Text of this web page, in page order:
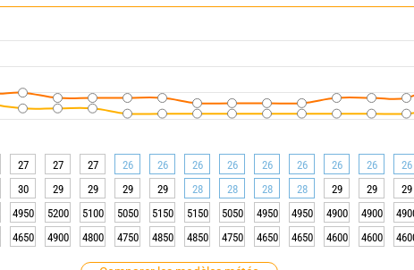
27 27 27 26 26 26 26 26 26 26 26 26
30 29 29 29 29 28 28 28 28 29 29 29
4950 5200 5100 5050 5150 5150 5050 4950 4950 4900 4900
4650 4900 4800 4750 4850 4850 4750 4650 4650 4600 4600